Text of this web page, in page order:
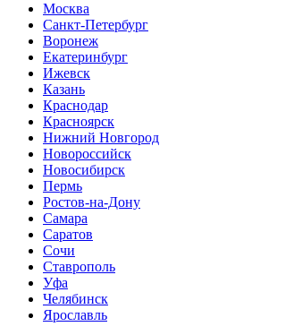
Москва
Санкт-Петербург
Воронеж
Екатеринбург
Ижевск
Казань
Краснодар
Красноярск
Нижний Новгород
Новороссийск
Новосибирск
Пермь
Ростов-на-Дону
Самара
Саратов
Сочи
Ставрополь
Уфа
Челябинск
Ярославль